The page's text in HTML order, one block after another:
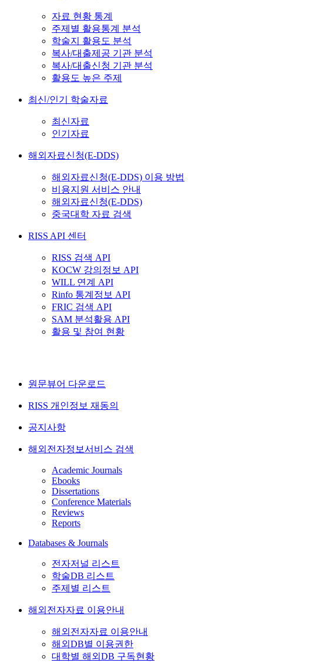
자료 현황 통계
주제별 활용통계 분석
학술지 활용도 분석
복사/대출제공 기관 분석
복사/대출신청 기관 분석
활용도 높은 주제
최신/인기 학술자료
최신자료
인기자료
해외자료신청(E-DDS)
해외자료신청(E-DDS) 이용 방법
비용지원 서비스 안내
해외자료신청(E-DDS)
중국대학 자료 검색
RISS API 센터
RISS 검색 API
KOCW 강의정보 API
WILL 연계 API
Rinfo 통계정보 API
FRIC 검색 API
SAM 분석활용 API
활용 및 참여 현황
원문뷰어 다운로드
RISS 개인정보 재동의
공지사항
해외전자정보서비스 검색
Academic Journals
Ebooks
Dissertations
Conference Materials
Reviews
Reports
Databases & Journals
전자저널 리스트
학술DB 리스트
주제별 리스트
해외전자자료 이용안내
해외전자자료 이용안내
해외DB별 이용권한
대학별 해외DB 구독현황